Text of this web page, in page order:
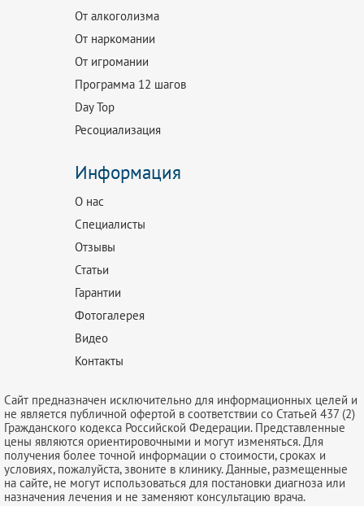
От алкоголизма
От наркомании
От игромании
Программа 12 шагов
Day Top
Ресоциализация
Информация
О нас
Специалисты
Отзывы
Статьи
Гарантии
Фотогалерея
Видео
Контакты
Сайт предназначен исключительно для информационных целей и
не является публичной офертой в соответствии со Статьей 437 (2)
Гражданского кодекса Российской Федерации. Представленные
цены являются ориентировочными и могут изменяться. Для
получения более точной информации о стоимости, сроках и
условиях, пожалуйста, звоните в клинику. Данные, размещенные
на сайте, не могут использоваться для постановки диагноза или
назначения лечения и не заменяют консультацию врача.